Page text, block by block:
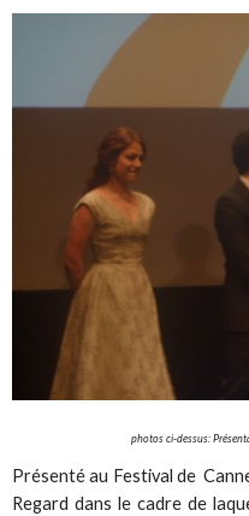
photos ci-dessus:
Présenté au Festival de
Regard dans le cadre de